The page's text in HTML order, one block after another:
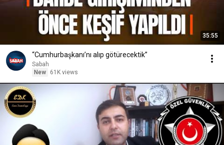
35:55
“Cumhurbaşkanı’nı alıp götürecektik”
Sabah
New
61K views